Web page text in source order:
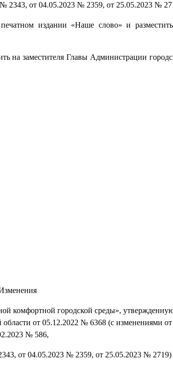
2343, от 04.05.2023 № 2359, от 25.05.2023 №
издании «Наше слово» и
на заместителя Главы Администрации
комфортной городской среды»,
от 05.12.2022 № 6368 (с изменениями
№ 586,
от 04.05.2023 № 2359, от 25.05.2023 № 2719)